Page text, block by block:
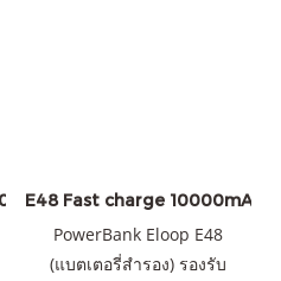
สีดำ ราคาส่ง 20 ชิ้น +
E48 Fast charge 10000mAh
PowerBank Eloop E48
(แบตเตอรี่สำรอง) รองรับ